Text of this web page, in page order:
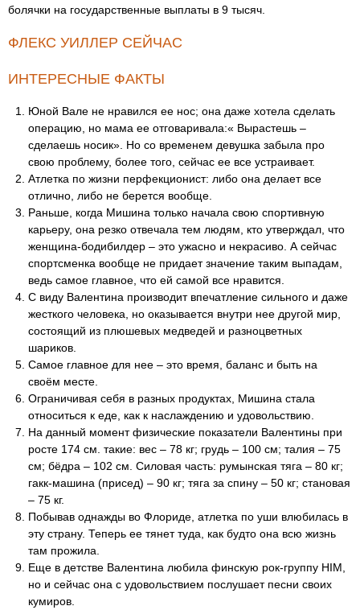
болячки на государственные выплаты в 9 тысяч.
ФЛЕКС УИЛЛЕР СЕЙЧАС
ИНТЕРЕСНЫЕ ФАКТЫ
Юной Вале не нравился ее нос; она даже хотела сделать
операцию, но мама ее отговаривала:« Вырастешь –
сделаешь носик». Но со временем девушка забыла про
свою проблему, более того, сейчас ее все устраивает.
Атлетка по жизни перфекционист: либо она делает все
отлично, либо не берется вообще.
Раньше, когда Мишина только начала свою спортивную
карьеру, она резко отвечала тем людям, кто утверждал, что
женщина-бодибилдер – это ужасно и некрасиво. А сейчас
спортсменка вообще не придает значение таким выпадам,
ведь самое главное, что ей самой все нравится.
С виду Валентина производит впечатление сильного и даже
жесткого человека, но оказывается внутри нее другой мир,
состоящий из плюшевых медведей и разноцветных
шариков.
Самое главное для нее – это время, баланс и быть на
своём месте.
Ограничивая себя в разных продуктах, Мишина стала
относиться к еде, как к наслаждению и удовольствию.
На данный момент физические показатели Валентины при
росте 174 см. такие: вес – 78 кг; грудь – 100 см; талия – 75
см; бёдра – 102 см. Силовая часть: румынская тяга – 80 кг;
гакк-машина (присед) – 90 кг; тяга за спину – 50 кг; становая
– 75 кг.
Побывав однажды во Флориде, атлетка по уши влюбилась в
эту страну. Теперь ее тянет туда, как будто она всю жизнь
там прожила.
Еще в детстве Валентина любила финскую рок-группу HIM,
но и сейчас она с удовольствием послушает песни своих
кумиров.